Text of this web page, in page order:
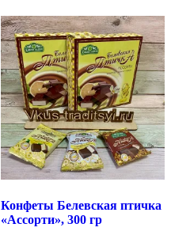
Конфеты Белевская птичка
«Ассорти», 300 гр